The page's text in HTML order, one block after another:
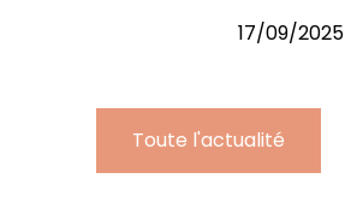
17/09/2025
Toute l'actualité